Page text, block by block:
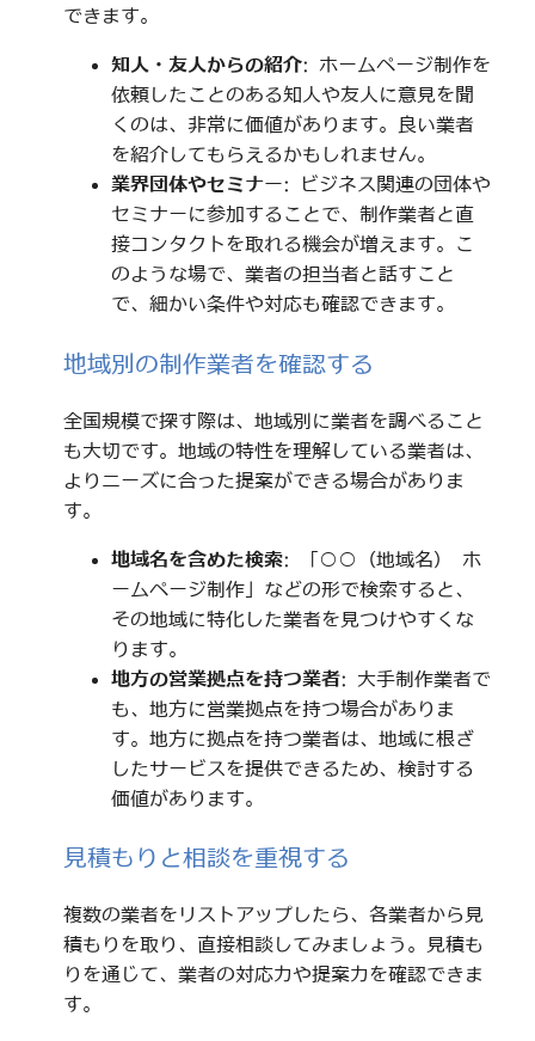
できます。
知人・友人からの紹介: ホームページ制作を
依頼したことのある知人や友人に意見を聞
くのは、非常に価値があります。良い業者
を紹介してもらえるかもしれません。
業界団体やセミナー: ビジネス関連の団体や
セミナーに参加することで、制作業者と直
接コンタクトを取れる機会が増えます。こ
のような場で、業者の担当者と話すこと
で、細かい条件や対応も確認できます。
地域別の制作業者を確認する
全国規模で探す際は、地域別に業者を調べること
も大切です。地域の特性を理解している業者は、
よりニーズに合った提案ができる場合がありま
す。
地域名を含めた検索: 「○○（地域名） ホ
ームページ制作」などの形で検索すると、
その地域に特化した業者を見つけやすくな
ります。
地方の営業拠点を持つ業者: 大手制作業者で
も、地方に営業拠点を持つ場合がありま
す。地方に拠点を持つ業者は、地域に根ざ
したサービスを提供できるため、検討する
価値があります。
見積もりと相談を重視する
複数の業者をリストアップしたら、各業者から見
積もりを取り、直接相談してみましょう。見積も
りを通じて、業者の対応力や提案力を確認できま
す。